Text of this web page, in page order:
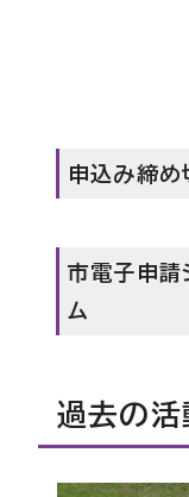
申込み締め
市電子申請
ム
過去の活